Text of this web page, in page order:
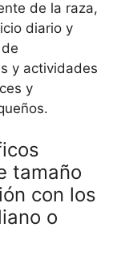
de la raza,
diario y
y actividades
y
tamaño
con los
o